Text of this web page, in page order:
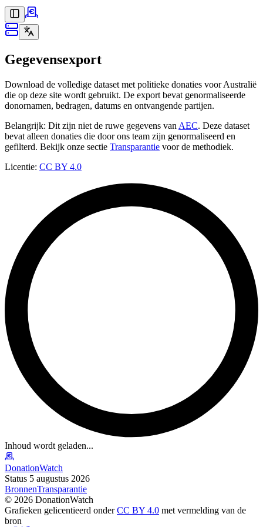
Gegevensexport
Download de volledige dataset met politieke donaties voor Australië
die op deze site wordt gebruikt. De export bevat genormaliseerde
donornamen, bedragen, datums en ontvangende partijen.
Belangrijk: Dit zijn niet de ruwe gegevens van AEC. Deze dataset
bevat alleen donaties die door ons team zijn genormaliseerd en
gefilterd. Bekijk onze sectie Transparantie voor de methodiek.
Licentie: CC BY 4.0
Inhoud wordt geladen...
DonationWatch
Status 5 augustus 2026
BronnenTransparantie
© 2026 DonationWatch
Grafieken gelicentieerd onderCC BY 4.0 met vermelding van de
bron